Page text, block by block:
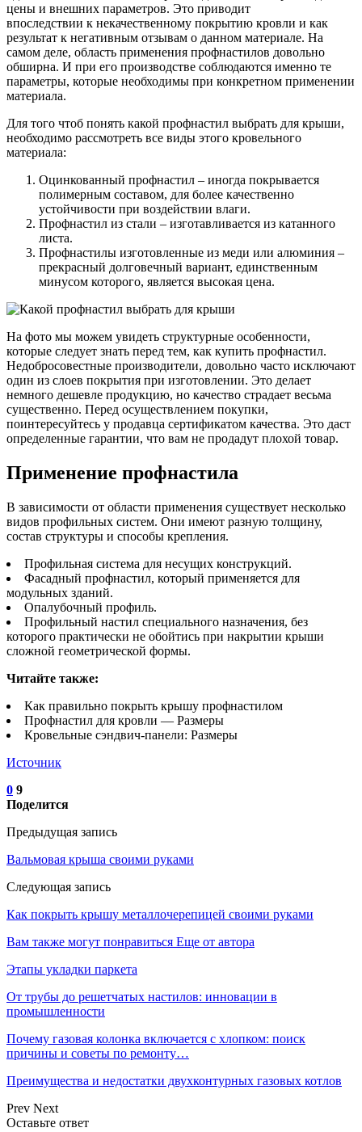
цены и внешних параметров. Это приводит
впоследствии к некачественному покрытию кровли и как
результат к негативным отзывам о данном материале. На
самом деле, область применения профнастилов довольно
обширна. И при его производстве соблюдаются именно те
параметры, которые необходимы при конкретном применении
материала.
Для того чтоб понять какой профнастил выбрать для крыши,
необходимо рассмотреть все виды этого кровельного
материала:
Оцинкованный профнастил – иногда покрывается
полимерным составом, для более качественно
устойчивости при воздействии влаги.
Профнастил из стали – изготавливается из катанного
листа.
Профнастилы изготовленные из меди или алюминия –
прекрасный долговечный вариант, единственным
минусом которого, является высокая цена.
На фото мы можем увидеть структурные особенности,
которые следует знать перед тем, как купить профнастил.
Недобросовестные производители, довольно часто исключают
один из слоев покрытия при изготовлении. Это делает
немного дешевле продукцию, но качество страдает весьма
существенно. Перед осуществлением покупки,
поинтересуйтесь у продавца сертификатом качества. Это даст
определенные гарантии, что вам не продадут плохой товар.
Применение профнастила
В зависимости от области применения существует несколько
видов профильных систем. Они имеют разную толщину,
состав структуры и способы крепления.
Профильная система для несущих конструкций.
Фасадный профнастил, который применяется для
модульных зданий.
Опалубочный профиль.
Профильный настил специального назначения, без
которого практически не обойтись при накрытии крыши
сложной геометрической формы.
Читайте также:
Как правильно покрыть крышу профнастилом
Профнастил для кровли — Размеры
Кровельные сэндвич-панели: Размеры
Источник
0 9
Поделится
Предыдущая запись
Вальмовая крыша своими руками
Следующая запись
Как покрыть крышу металлочерепицей своими руками
Вам также могут понравиться Еще от автора
Этапы укладки паркета
От трубы до решетчатых настилов: инновации в
промышленности
Почему газовая колонка включается с хлопком: поиск
причины и советы по ремонту…
Преимущества и недостатки двухконтурных газовых котлов
Prev Next
Оставьте ответ